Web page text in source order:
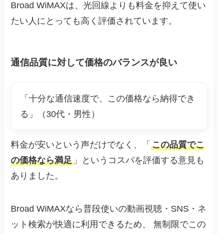
Broad WiMAXは、光回線よりも料金を抑えて使い
たい人にとっても高く評価されています。
通信品質に対して価格のバランスが良い
「十分な通信速度で、この価格なら納得でき
る」（30代・男性）
料金が安いという声だけでなく、「この品質でこ
の価格なら満足 」というコスパを評価する意見も
ありました。
Broad WiMAXなら普段使いの動画視聴・SNS・ネ
ット検索が快適に利用できるため、 無制限でこの